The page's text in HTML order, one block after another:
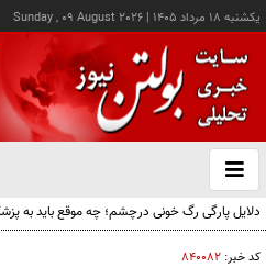
يکشنبه ۱۸ مرداد ۱۴۰۵ |
Sunday , 09 August 2026
باز
و
دلایل پارگی رگ خونی درچشم؛ چه موقع باید به
کد خبر: ۸۴۰۰۸۲